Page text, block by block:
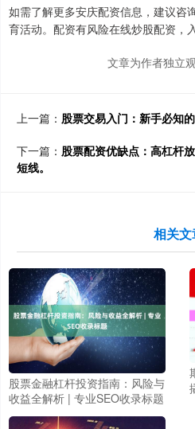
如需了解更多安庆配资信息，建议咨
育活动。配资有风险在线炒股配资，
文章为作者独立
上一篇： 股票交易入门：新手必知
下一篇： 股票配资优缺点：高杠杆
短线。
相关文
股票金融杠杆投资指南：风险与
收益全解析 | 专业SEO收录标题